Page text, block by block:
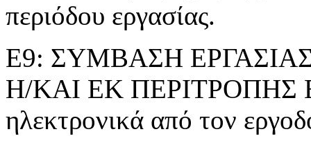
περιόδου εργασίας.
Ε9: ΣΥΜΒΑΣΗ
Η/ΚΑΙ ΕΚ ΠΕΡΙΤΡΟΠΗΣ
ηλεκτρονικά από τον